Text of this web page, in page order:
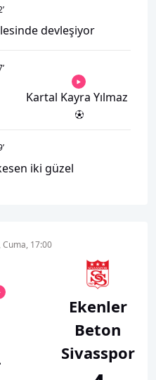
’
devleşiyor
’
Kartal Kayra Yılmaz
’
iki güzel
17:00
Ekenler
Beton
Sivasspor